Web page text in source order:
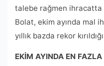
talebe rağmen ihracatta
Bolat, ekim ayında mal
yıllık bazda rekor
EKİM AYINDA EN